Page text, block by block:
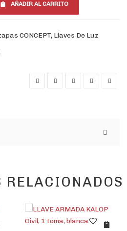
AÑADIR AL CARRITO
CONCEPT, Llaves De Luz
RELACIONADOS